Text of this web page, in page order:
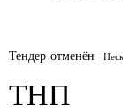
Тендер отменён
ТНП